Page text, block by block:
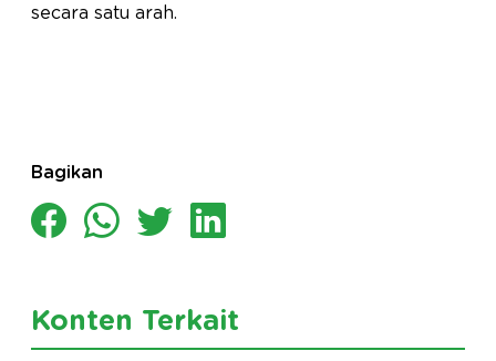
secara satu arah.
Bagikan
Konten Terkait